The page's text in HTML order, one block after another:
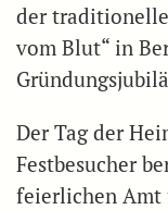
der
vom Blut“ in
Der Tag der
Festbesucher
feierlichen Amt